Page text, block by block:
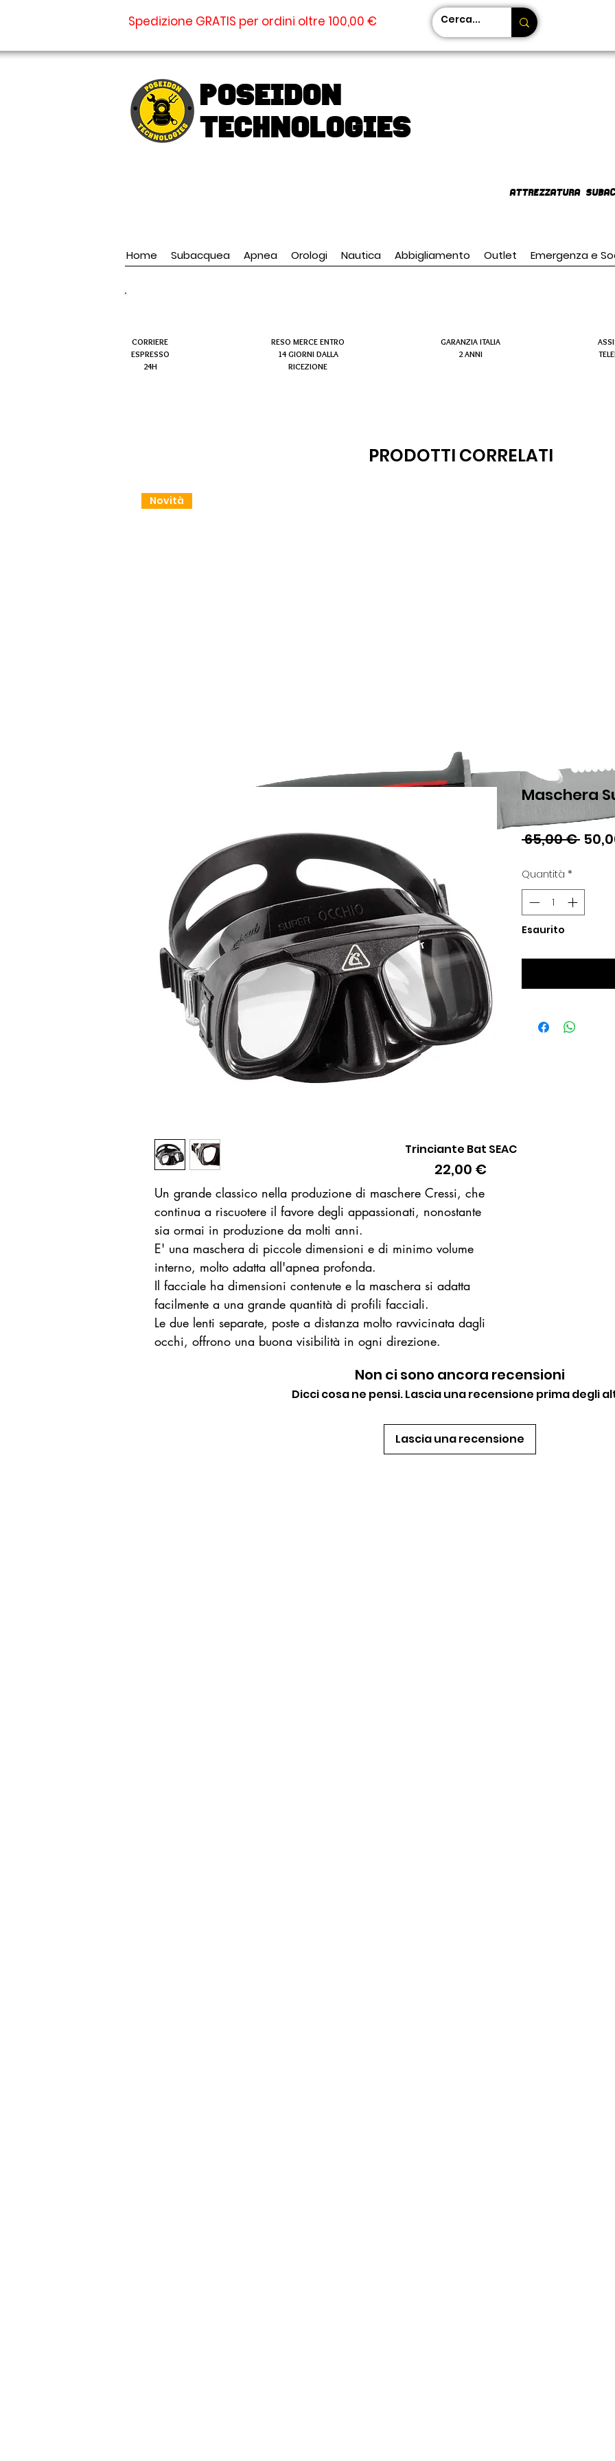
Spedizione GRATIS per ordini oltre 100,00 €
Poseidon
TECHNOLOGIES
AttrezzaturA
Home Subacquea Apnea Orologi Nautica Abbigliamento Outlet Emergenza e
CORRIERE
ESPRESSO
24H
RESO MERCE ENTRO
14 GIORNI DALLA
RICEZIONE
GARANZIA ITALIA
2 ANNI
PRODOTTI CORRELATI
Vista rapida
Novità
Trinciante Bat SEAC
Prezzo
22,00 €
Un grande classico nella produzione di maschere Cressi, che
continua a riscuotere il favore degli appassionati, nonostante
sia ormai in produzione da molti anni.
E' una maschera di piccole dimensioni e di minimo volume
interno, molto adatta all'apnea profonda.
Il facciale ha dimensioni contenute e la maschera si adatta
facilmente a una grande quantità di profili facciali.
Le due lenti separate, poste a distanza molto ravvicinata dagli
occhi, offrono una buona visibilità in ogni direzione.
Maschera
65,00 €
Quantità *
Esaurito
Non ci sono ancora recensioni
Dicci cosa ne pensi. Lascia una recensione prima degli
Lascia una recensione